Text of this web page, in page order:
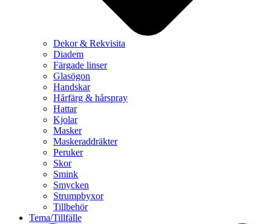
Dekor & Rekvisita
Diadem
Färgade linser
Glasögon
Handskar
Hårfärg & hårspray
Hattar
Kjolar
Masker
Maskeraddräkter
Peruker
Skor
Smink
Smycken
Strumpbyxor
Tillbehör
Tema/Tillfälle